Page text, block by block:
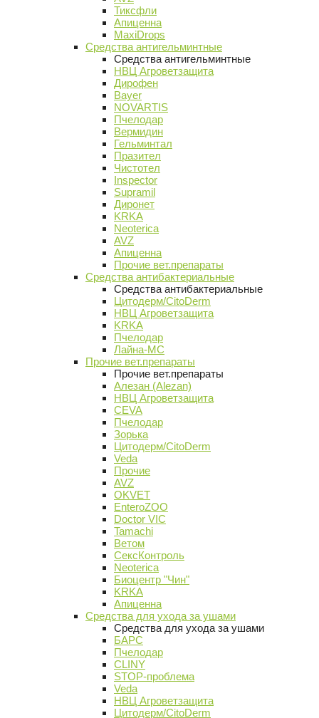
Тиксфли
Апиценна
MaxiDrops
Средства антигельминтные
Средства антигельминтные
НВЦ Агроветзащита
Дирофен
Bayer
NOVARTIS
Пчелодар
Вермидин
Гельминтал
Празител
Чистотел
Inspector
Supramil
Диронет
KRKA
Neoterica
AVZ
Апиценна
Прочие вет.препараты
Средства антибактериальные
Средства антибактериальные
Цитодерм/CitoDerm
НВЦ Агроветзащита
KRKA
Пчелодар
Лайна-МС
Прочие вет.препараты
Прочие вет.препараты
Алезан (Alezan)
НВЦ Агроветзащита
CEVA
Пчелодар
Зорька
Цитодерм/CitoDerm
Veda
Прочие
AVZ
OKVET
EnteroZOO
Doctor VIC
Tamachi
Ветом
СексКонтроль
Neoterica
Биоцентр "Чин"
KRKA
Апиценна
Средства для ухода за ушами
Средства для ухода за ушами
БАРС
Пчелодар
CLINY
STOP-проблема
Veda
НВЦ Агроветзащита
Цитодерм/CitoDerm